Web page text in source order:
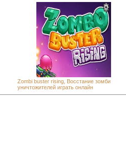
Zombi buster rising, Восстание зомби
уничтожителей играть онлайн